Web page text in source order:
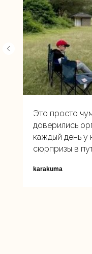
Это просто
доверились
каждый день у
сюрпризы в
karakuma